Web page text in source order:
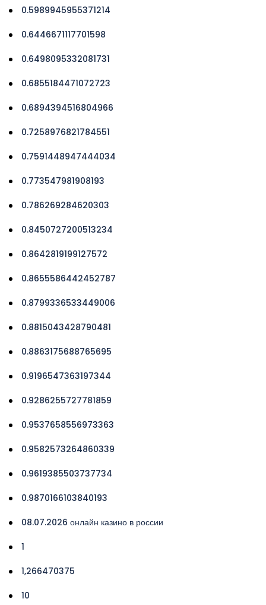
0.5989945955371214
0.6446671117701598
0.6498095332081731
0.6855184471072723
0.6894394516804966
0.7258976821784551
0.7591448947444034
0.773547981908193
0.786269284620303
0.8450727200513234
0.8642819199127572
0.8655586442452787
0.8799336533449006
0.8815043428790481
0.8863175688765695
0.9196547363197344
0.9286255727781859
0.9537658556973363
0.9582573264860339
0.9619385503737734
0.9870166103840193
08.07.2026 онлайн казино в россии
1
1,266470375
10